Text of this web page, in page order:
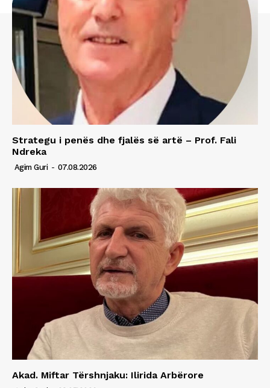
Strategu i penës dhe fjalës së artë – Prof. Fali
Ndreka
Agim Guri - 07.08.2026
Akad. Miftar Tërshnjaku: Ilirida Arbërore